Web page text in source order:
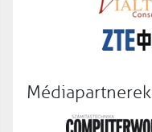
Médiapartnerek